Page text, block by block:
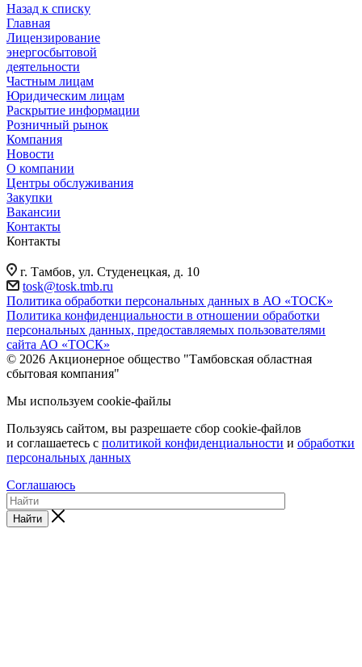
Назад к списку
Главная
Лицензирование
энергосбытовой
деятельности
Частным лицам
Юридическим лицам
Раскрытие информации
Розничный рынок
Компания
Новости
О компании
Центры обслуживания
Закупки
Вакансии
Контакты
Контакты
г. Тамбов, ул. Студенецкая, д. 10
tosk@tosk.tmb.ru
Политика обработки персональных данных в АО «ТОСК»
Политика конфиденциальности в отношении обработки
персональных данных, предоставляемых пользователями
сайта АО «ТОСК»
© 2026 Акционерное общество "Тамбовская областная
сбытовая компания"
Мы используем cookie-файлы
Пользуясь сайтом, вы разрешаете сбор cookie-файлов
и соглашаетесь с политикой конфиденциальности и обработки
персональных данных
Соглашаюсь
Найти